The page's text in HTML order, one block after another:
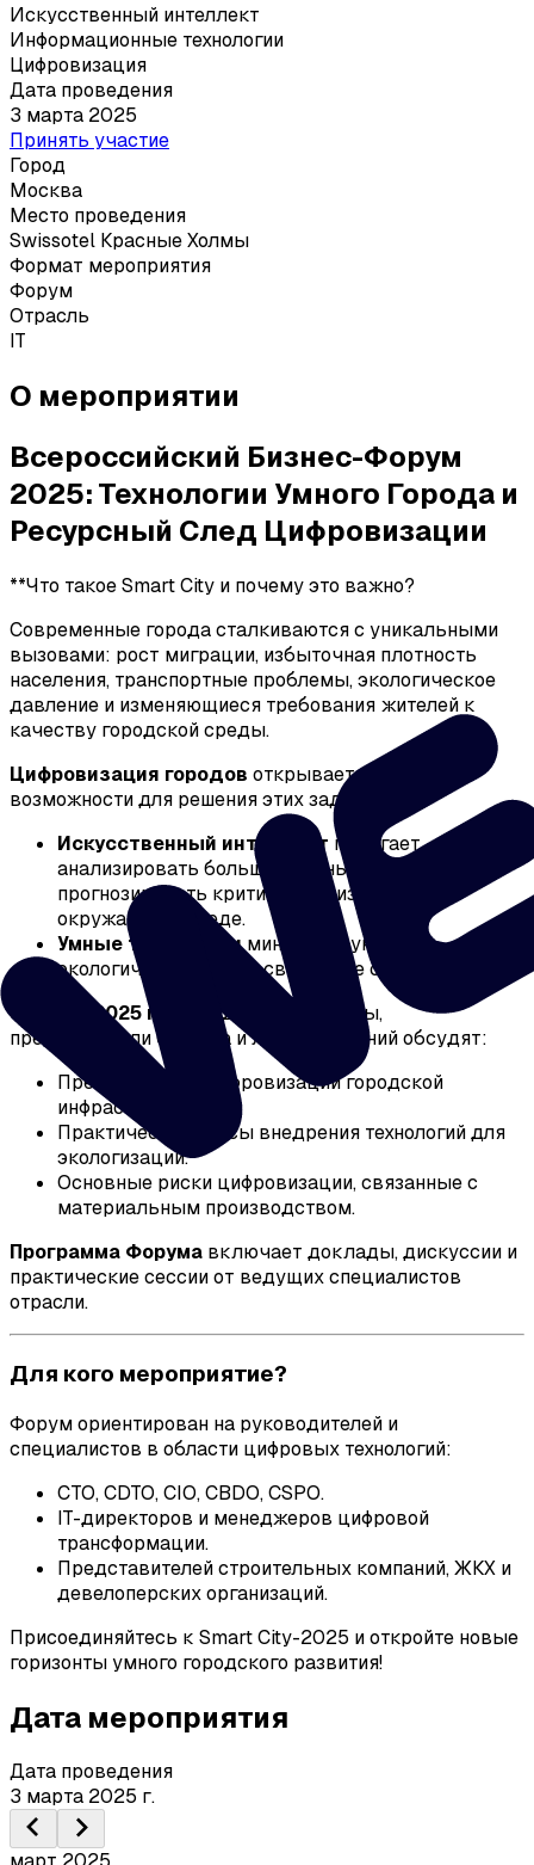
Искусственный интеллект
Информационные технологии
Цифровизация
Дата проведения
3 марта 2025
Принять участие
Город
Москва
Место проведения
Swissotel Красные Холмы
Формат мероприятия
Форум
Отрасль
IT
О мероприятии
Всероссийский Бизнес-Форум
2025: Технологии Умного Города и
Ресурсный След Цифровизации
**Что такое Smart City и почему это важно?
Современные города сталкиваются с уникальными
вызовами: рост миграции, избыточная плотность
населения, транспортные проблемы, экологическое
давление и изменяющиеся требования жителей к
качеству городской среды.
Цифровизация городов открывает новые
возможности для решения этих задач:
Искусственный интеллект помогает
анализировать большие данные и
прогнозировать критические изменения в
окружающей среде.
Умные технологииминимизируют
экологические риски, связанные с урбанизацией.
3 марта 2025 года
ведущие эксперты,
представители бизнеса и лидеры мнений обсудят:
Преимущества цифровизации городской
инфраструктуры.
Практические кейсы внедрения технологий для
экологизации.
Основные риски цифровизации, связанные с
материальным производством.
Программа Форума включает доклады, дискуссии и
практические сессии от ведущих специалистов
отрасли.
Для кого мероприятие?
Форум ориентирован на руководителей и
специалистов в области цифровых технологий:
CTO, CDTO, CIO, CBDO, CSPO.
IT-директоров и менеджеров цифровой
трансформации.
Представителей строительных компаний, ЖКХ и
девелоперских организаций.
Присоединяйтесь к Smart City-2025 и откройте новые
горизонты умного городского развития!
Дата мероприятия
Дата проведения
3 марта 2025 г.